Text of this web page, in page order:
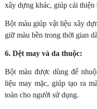
xây dựng khác, giúp cải thiện
Bột màu giúp vật liệu xây
giữ màu bền trong thời gian
6. Dệt may và da thuộc:
Bột màu được dùng để
liệu may mặc, giúp tạo ra
toàn cho người sử dụng.